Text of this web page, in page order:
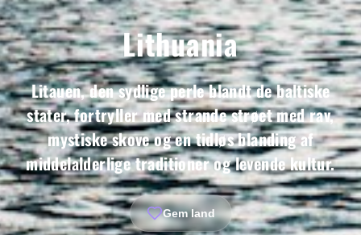
Lithuania
Litauen, den sydlige perle blandt de baltiske
stater, fortryller med strande strøet med rav,
mystiske skove og en tidløs blanding af
middelalderlige traditioner og levende kultur.
Gem land